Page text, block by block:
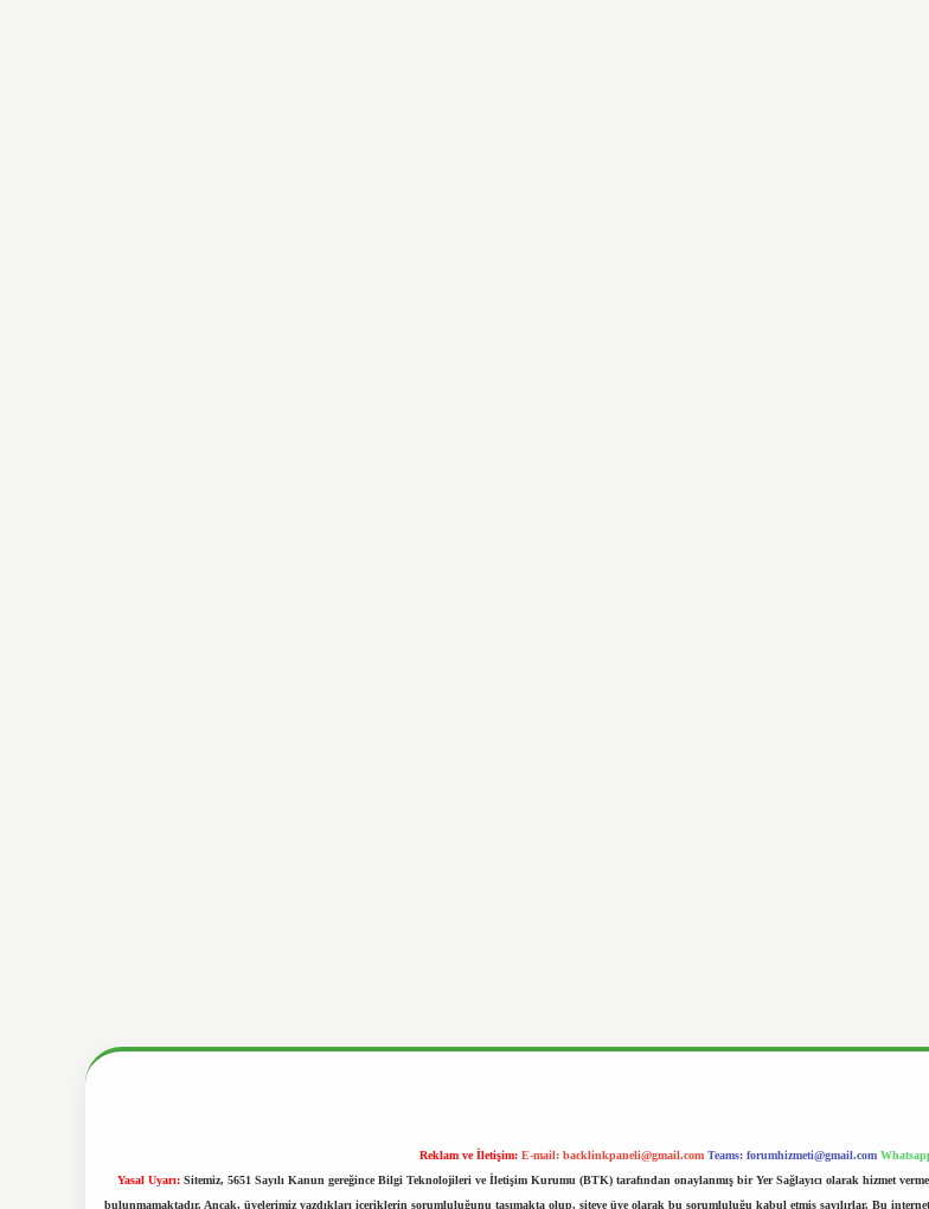
Reklam ve İletişim: E-mail: backlinkpaneli@gmail.com Teams: forumhizmeti@gmail.com
Yasal Uyarı: Sitemiz, 5651 Sayılı Kanun gereğince Bilgi Teknolojileri ve İletişim Kurumu (BTK) tarafından onaylanmış bir Yer Sağlayıcı olarak hizmet
bulunmamaktadır. Ancak, üyelerimiz yazdıkları içeriklerin sorumluluğunu taşımakta olup, siteye üye olarak bu sorumluluğu kabul etmiş sayılırlar. Bu